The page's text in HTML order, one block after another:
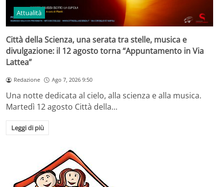
Attualità
Città della Scienza, una serata tra stelle, musica e
divulgazione: il 12 agosto torna “Appuntamento in Via
Lattea”
Redazione Ago 7, 2026 9:50
Una notte dedicata al cielo, alla scienza e alla musica.
Martedì 12 agosto Città della…
Leggi di più